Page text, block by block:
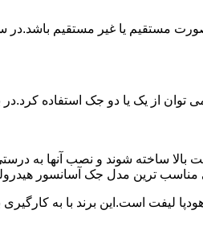
مستقیم یا غیر مستقیم
توان از یک یا دو جک استفاده
بالا ساخته شوند و نصب آنها به
ترین مدل جک آسانسور
لیفت است.این برند با به